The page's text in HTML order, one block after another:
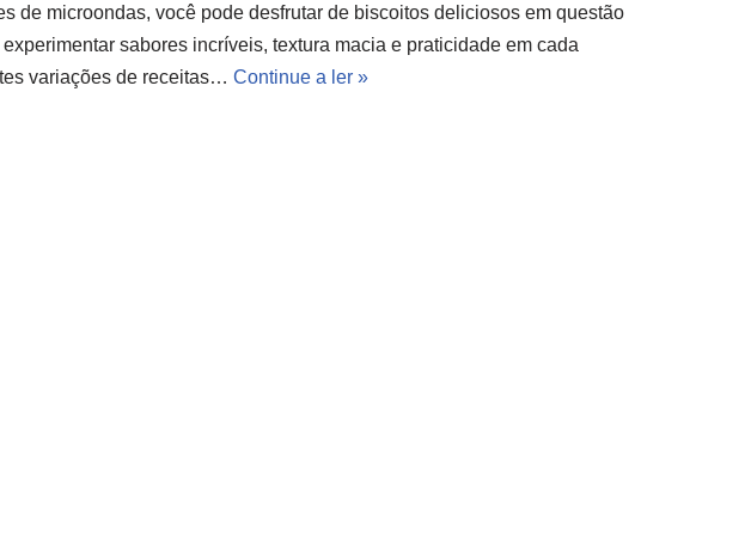
de microondas, você pode desfrutar de biscoitos deliciosos em questão
sabores incríveis, textura macia e praticidade em cada
variações de receitas… Continue a ler »